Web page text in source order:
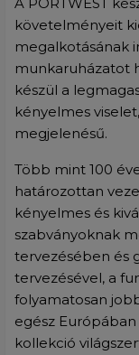
követelményeit
megalkotásának
munkaruházatot
készül a
kényelmes
megjelenésű.
Több mint 100
határozottan
kényelmes és
szabványoknak
tervezésében és
tervezésével, a
folyamatosan
egész
kollekció